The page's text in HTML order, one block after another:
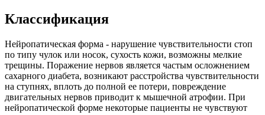
Классификация
Нейропатическая форма - нарушение чувствительности стоп
по типу чулок или носок, сухость кожи, возможны мелкие
трещины. Поражение нервов является частым осложнением
сахарного диабета, возникают расстройства чувствительности
на ступнях, вплоть до полной ее потери, повреждение
двигательных нервов приводит к мышечной атрофии. При
нейропатической форме некоторые пациенты не чувствуют